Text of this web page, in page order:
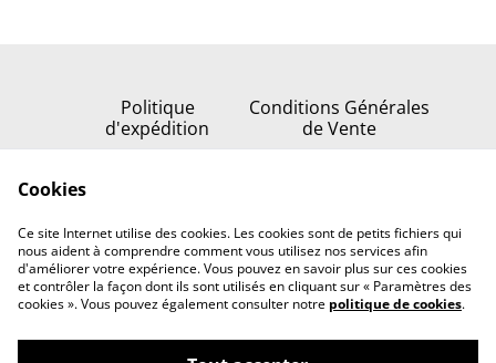
Politique
d'expédition
Conditions Générales
de Vente
Nous contacter
Cookies
Ce site Internet utilise des cookies. Les cookies sont de petits fichiers qui
nous aident à comprendre comment vous utilisez nos services afin
d'améliorer votre expérience. Vous pouvez en savoir plus sur ces cookies
et contrôler la façon dont ils sont utilisés en cliquant sur « Paramètres des
cookies ». Vous pouvez également consulter notre politique de cookies.